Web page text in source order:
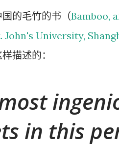
的毛竹的书（Bamboo,
John's University,
描述的：
in this